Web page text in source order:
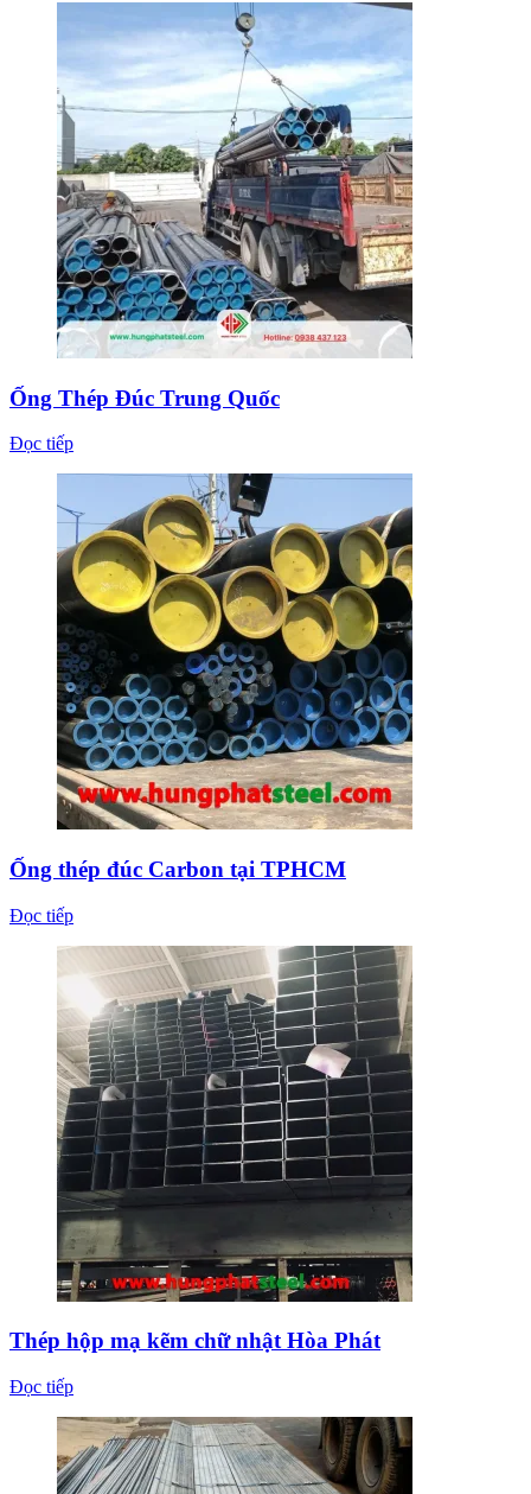
Ống Thép Đúc Trung Quốc
Đọc tiếp
Ống thép đúc Carbon tại TPHCM
Đọc tiếp
Thép hộp mạ kẽm chữ nhật Hòa Phát
Đọc tiếp